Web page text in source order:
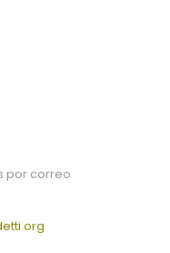
por correo